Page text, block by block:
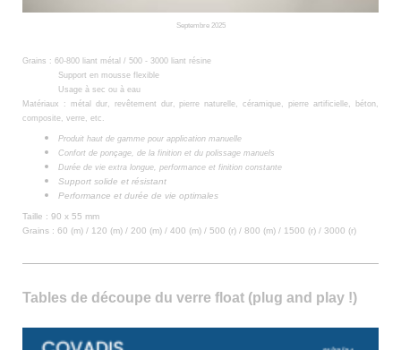
Septembre 2025
Grains : 60-800 liant métal / 500 - 3000 liant résine
Support en mousse flexible
Usage à sec ou à eau
Matériaux : métal dur, revêtement dur, pierre naturelle, céramique, pierre artificielle, béton,
composite, verre, etc.
Produit haut de gamme pour application manuelle
Confort de ponçage, de la finition et du polissage manuels
Durée de vie extra longue, performance et finition constante
Support solide et résistant
Performance et durée de vie optimales
Taille : 90 x 55 mm
Grains : 60 (m) / 120 (m) / 200 (m) / 400 (m) / 500 (r) / 800 (m) / 1500 (r) / 3000 (r)
Tables de découpe du verre float (plug and play !)